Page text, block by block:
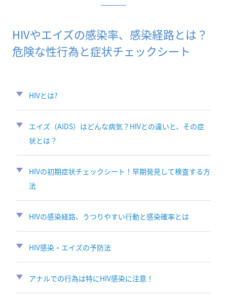
HIVやエイズの感染率、感染経路とは？
危険な性行為と症状チェックシート
HIVとは?
エイズ（AIDS）はどんな病気？HIVとの違いと、その症
状とは？
HIVの初期症状チェックシート！早期発見して検査する方
法
HIVの感染経路、うつりやすい行動と感染確率とは
HIV感染・エイズの予防法
アナルでの行為は特にHIV感染に注意！